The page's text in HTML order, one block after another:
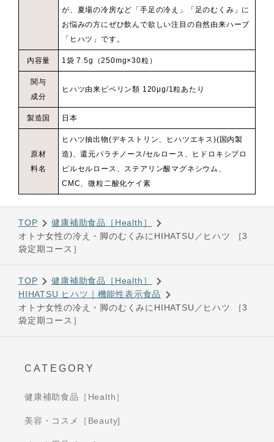
が、夏場の冷房など「手足の冷え」「足のむくみ」に
お悩みの方にぜひ飲んで欲しい注目の自然由来ハーブ
「ヒハツ」です。
内容量 1袋 7.5g（250mg×30粒）
関与
成分
ヒハツ由来ピペリン類 120μg/1粒あたり
製造国 日本
原材
料名
ヒハツ抽出物(デキストリン、ヒハツエキス)(国内製
造)、還元パラチノース/セルロース、ヒドロキシプロ
ピルセルロース、ステアリン酸マグネシウム、
CMC、微粒二酸化ケイ素
TOP
健康補助食品［Health］
オトナ女性の冷え・脚のむくみにHIHATSU／ヒハツ ［3
袋定期コース］
TOP
健康補助食品［Health］
HIHATSU ヒハツ｜機能性表示食品
オトナ女性の冷え・脚のむくみにHIHATSU／ヒハツ ［3
袋定期コース］
CATEGORY
健康補助食品［Health］
美容・コスメ［Beauty]